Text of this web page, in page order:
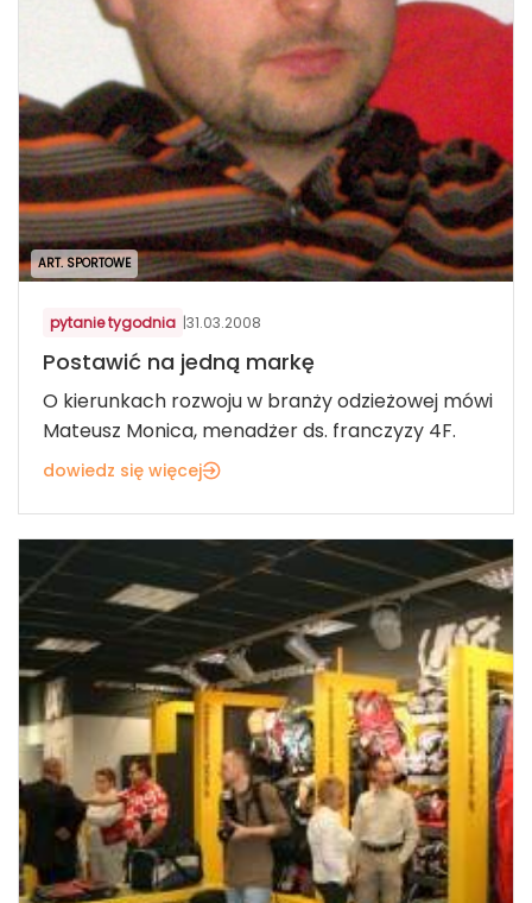
ART. SPORTOWE
pytanie tygodnia |31.03.2008
Postawić na jedną markę
O kierunkach rozwoju w branży odzieżowej mówi
Mateusz Monica, menadżer ds. franczyzy 4F.
dowiedz się więcej